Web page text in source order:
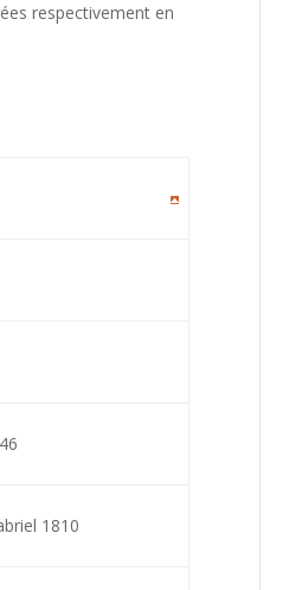
respectivement en
1810